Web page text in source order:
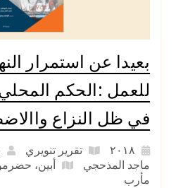
بعيدا عن استمرار
للعمل :الحكم
في ظل النزاع
تقرير تنويري
ماجد المذحجي
أبين،
مأرب